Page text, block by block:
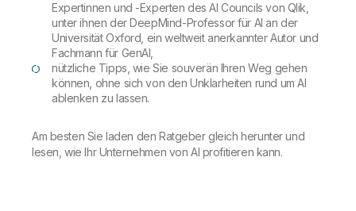
Expertinnen und -Experten des AI Councils von Qlik,
unter ihnen der DeepMind-Professor für AI an der
Universität Oxford, ein weltweit anerkannter Autor und
Fachmann für GenAI,
nützliche Tipps, wie Sie souverän Ihren Weg gehen
können, ohne sich von den Unklarheiten rund um AI
ablenken zu lassen.
Am besten Sie laden den Ratgeber gleich herunter und
lesen, wie Ihr Unternehmen von AI profitieren kann.